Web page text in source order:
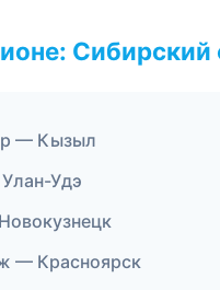
— Кызыл
Удэ
— Красноярск